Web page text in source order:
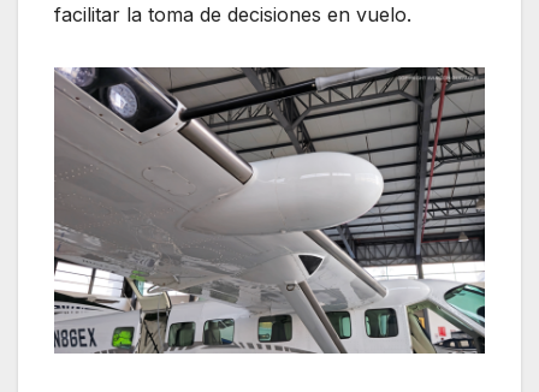
facilitar la toma de decisiones en vuelo.